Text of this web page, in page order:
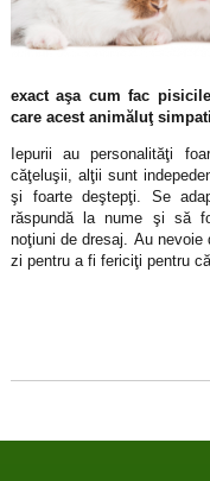
exact aşa cum fac
care acest animăluţ
Iepurii au personalităţi
căţeluşii, alţii sunt
şi foarte deştepţi. Se
răspundă la nume şi să
noţiuni de dresaj. Au
zi pentru a fi fericiţi pentru